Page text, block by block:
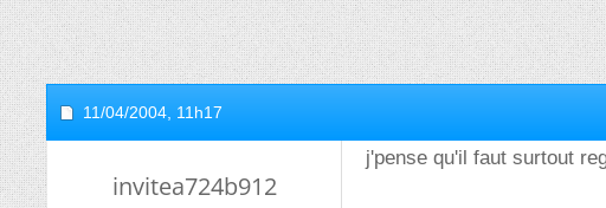
11/04/2004, 11h17
invitea724b912
j'pense qu'il faut surtout